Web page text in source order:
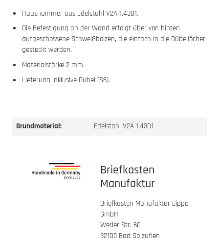
Hausnummer aus Edelstahl V2A 1.4301.
Die Befestigung an der Wand erfolgt über von hinten
aufgeschossene Schweißbolzen, die einfach in die Dübellöcher
gesteckt werden.
Materialstärke 2 mm.
Lieferung inklusive Dübel (S6).
Grundmaterial: Edelstahl V2A 1.4301
Briefkasten
Manufaktur
Briefkasten Manufaktur Lippe
GmbH
Werler Str. 60
32105 Bad Salzuflen